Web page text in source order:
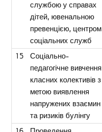
службою у справах
дітей, ювенальною
превенцією, центром
соціальних служб
15
Соціально-
педагогічне вивчення
класних колективів з
метою виявлення
напружених взаємин
та ризиків булінгу